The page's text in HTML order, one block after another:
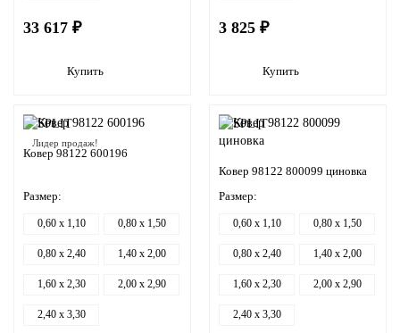
33 617 ₽
Купить
3 825 ₽
Купить
Лидер продаж!
Ковер 98122 600196
Размер:
0,60 x 1,10 0,80 x 1,50
0,80 x 2,40 1,40 x 2,00
1,60 x 2,30 2,00 x 2,90
2,40 x 3,30
Ковер 98122 800099 циновка
Размер:
0,60 x 1,10 0,80 x 1,50
0,80 x 2,40 1,40 x 2,00
1,60 x 2,30 2,00 x 2,90
2,40 x 3,30